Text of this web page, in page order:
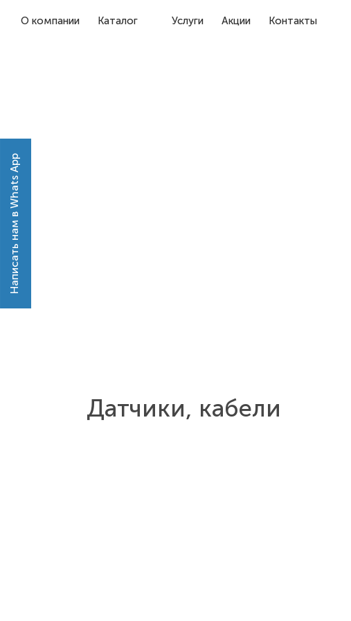
О компании Каталог Услуги Акции Контакты
Датчики, кабели
Написать нам в Whats App